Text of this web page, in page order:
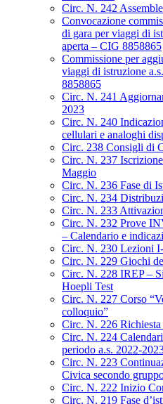
Circ. N. 242
Convocazione
di gara per viaggi di
aperta – CIG 8858865
Commissione per
viaggi di istruzione
8858865
Circ. N. 241
2023
Circ. N. 240
cellulari e analoghi
Circ. 238 Consigli di
Circ. N. 237
Maggio
Circ. N. 236 Fase di
Circ. N. 234
Circ. N. 233
Circ. N. 232 Prove
– Calendario e
Circ. N. 230 Lezioni
Circ. N. 229 Giochi
Circ. N. 228 IREP –
Hoepli Test
Circ. N. 227 Corso
colloquio”
Circ. N. 226
Circ. N. 224
periodo a.s. 2022-
Circ. N. 223
Civica secondo
Circ. N. 222 Inizio
Circ. N. 219 Fase